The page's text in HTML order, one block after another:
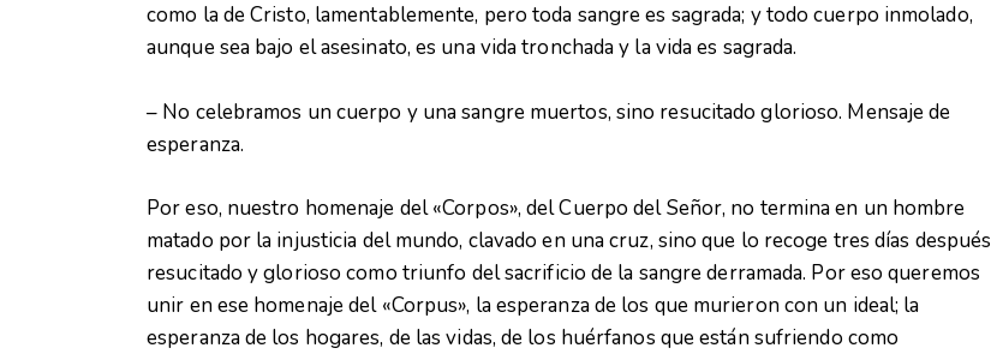
como la de Cristo, lamentablemente, pero toda sangre es sagrada; y todo cuerpo inmolado,
aunque sea bajo el asesinato, es una vida tronchada y la vida es sagrada.
– No celebramos un cuerpo y una sangre muertos, sino resucitado glorioso. Mensaje de
esperanza.
Por eso, nuestro homenaje del «Corpos», del Cuerpo del Señor, no termina en un hombre
matado por la injusticia del mundo, clavado en una cruz, sino que lo recoge tres días después
resucitado y glorioso como triunfo del sacrificio de la sangre derramada. Por eso queremos
unir en ese homenaje del «Corpus», la esperanza de los que murieron con un ideal; la
esperanza de los hogares, de las vidas, de los huérfanos que están sufriendo como